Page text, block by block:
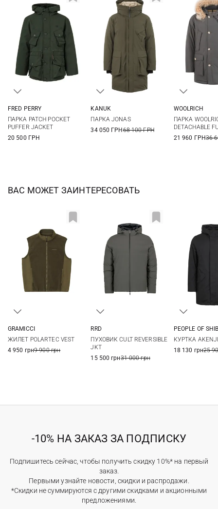
FRED PERRY
ПАРКА PATCH POCKET
PUFFER JACKET
20 500 ГРН
KANUK
ПАРКА JONAS
34 050 ГРН68 100 ГРН
XXL
WOOLRICH
ПАРКА
DETACHABLE
21 960 ГРН36
ВАС МОЖЕТ ЗАИНТЕРЕСОВАТЬ
GRAMICCI
ЖИЛЕТ POLARTEC VEST
4 950 грн9 900 грн
56
RRD
ПУХОВИК CULT REVERSIBLE
JKT
15 500 грн31 000 грн
PEOPLE OF
КУРТКА
18 130 грн25
-10% НА ЗАКАЗ ЗА ПОДПИСКУ
Подпишитесь сейчас, чтобы получить скидку 10%* на первый
заказ.
Первыми узнайте новости, скидки и распродажи.
*Скидки не суммируются с другими скидками и акционными
предложениями.